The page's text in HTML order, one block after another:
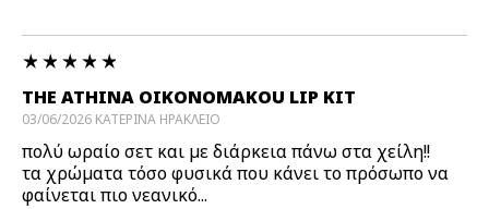
THE ATHINA OIKONOMAKOU LIP KIT
03/06/2026 ΚΑΤΕΡΙΝΑ ΗΡΑΚΛΕΙΟ
πολύ ωραίο σετ και με διάρκεια πάνω στα χείλη!!
τα χρώματα τόσο φυσικά που κάνει το πρόσωπο να
φαίνεται πιο νεανικό...